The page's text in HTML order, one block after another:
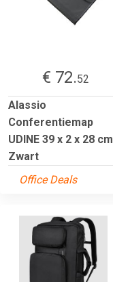
€ 72.52
Alassio
Conferentiemap
UDINE 39 x 2 x 28 cm
Zwart
Office Deals